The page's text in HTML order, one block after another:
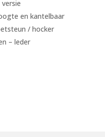
en kantelbaar
/ hocker
– leder